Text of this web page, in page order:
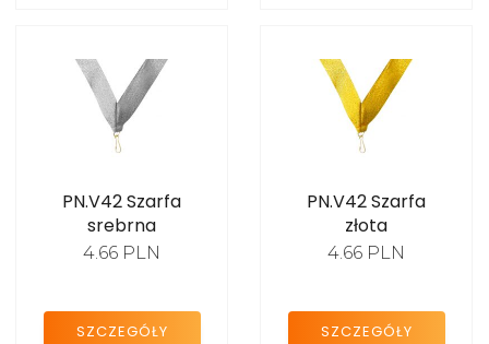
PN.V42 Szarfa
srebrna
4.66 PLN
SZCZEGÓŁY
PN.V42 Szarfa
złota
4.66 PLN
SZCZEGÓŁY